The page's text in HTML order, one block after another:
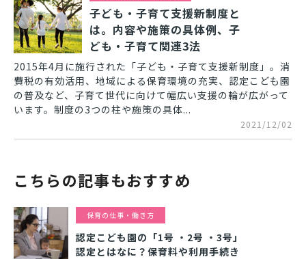
子ども・子育て支援新制度と
は。内容や施策の具体例、子
ども・子育て関連3法
2015年4月に施行された「子ども・子育て支援新制度」。消
費税の有効活用、地域による保育環境の充実、認定こども園
の普及など、子育て世代に向けて幅広い支援の輪が広がって
います。制度の3つの柱や施策の具体...
2021/12/02
こちらの記事もおすすめ
保育の仕事・働き方
認定こども園の「1号 ・2号 ・3号」
認定とはなに？保育料や利用手続き